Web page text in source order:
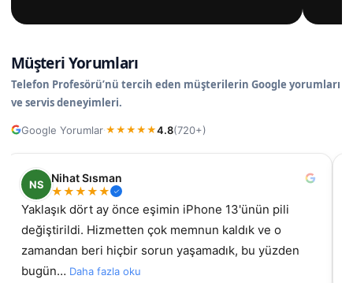
Müşteri Yorumları
Telefon Profesörü’nü tercih eden müşterilerin Google yorumları
ve servis deneyimleri.
Google Yorumlar·★ ★ ★ ★ ★4.8(720+)
NS
Nihat Sısman
★★★★★
Yaklaşık dört ay önce eşimin iPhone 13'ünün pili
değiştirildi. Hizmetten çok memnun kaldık ve o
zamandan beri hiçbir sorun yaşamadık, bu yüzden
bugün… Daha fazla oku